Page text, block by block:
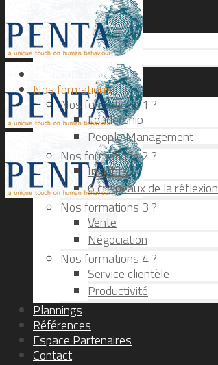
Méthode Penta
Nos formations
Nos formations 1 ?
Leadership
People Management
Nos formations 2 ?
Insights
6 chapeaux de la réflexion
Nos formations 3 ?
Vente
Négociation
Nos formations 4 ?
Service clientèle
Productivité
Plannings
Références
Espace Partenaires
Contact